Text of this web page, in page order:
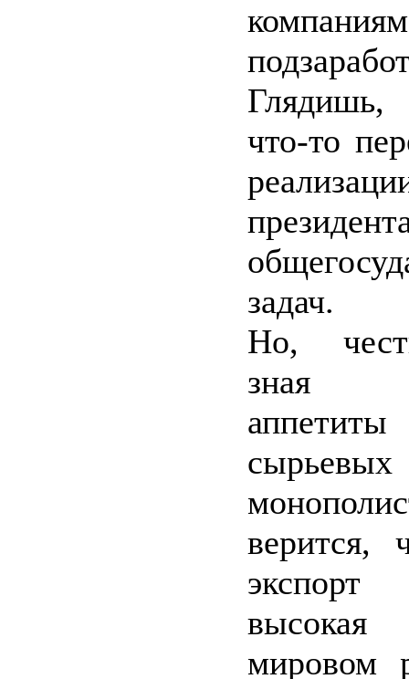
что-то
задач.
Но,
зная
сырьевых
верится,
мировом